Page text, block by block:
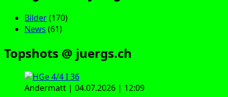
Bilder(170)
News (61)
Topshots @ juergs.ch
Andermatt | 04.07.2026 | 12:09